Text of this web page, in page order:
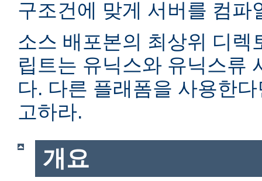
구조건에 맞게 서버를 컴파
소스 배포본의 최상위 디렉
립트는 유닉스와 유닉스류
다. 다른 플래폼을 사용한
고하라.
개요